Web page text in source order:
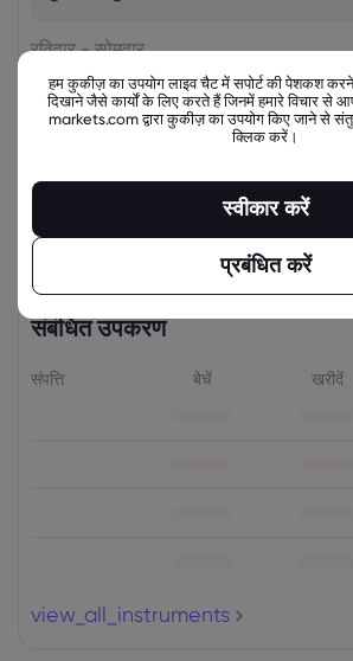
रविवार - सोमवार
सोमवार - मंगवार
संबंधित उपकरण
संपत्ति बेचें खरीदें
view_all_instruments
हम कुकीज़ का उपयोग लाइव चैट में सपोर्ट की पेशकश
दिखाने जैसे कार्यों के लिए करते हैं जिनमें हमारे विचार से
markets.com द्वारा कुकीज़ का उपयोग किए जाने से
क्लिक करें।
स्वीकार करें
प्रबंधित करें